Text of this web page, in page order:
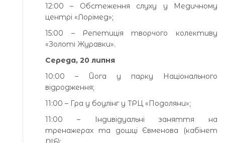
12:00 – Обстеження слуху у Медичному
центрі «Лорімед»;
15:00 – Репетиція творчого колективу
«Золоті Журавки».
Середа, 20 липня
10:00 – Йога у парку Національного
відродження;
11:00 – Гра у боулінг у ТРЦ «Подоляни»;
11:00 – Індивідуальні заняття на
тренажерах та дошці Євменова (кабінет